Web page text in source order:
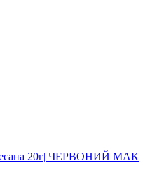
20г| ЧЕРВОНИЙ МАК